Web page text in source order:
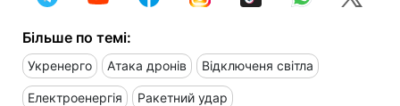
Більше по темі:
Укренерго Атака дронів Відключеня світла
Електроенергія Ракетний удар